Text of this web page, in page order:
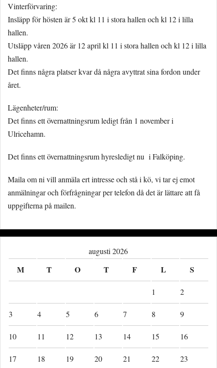
Vinterförvaring:
Insläpp för hösten är 5 okt kl 11 i stora hallen och kl 12 i lilla
hallen.
Utsläpp våren 2026 är 12 april kl 11 i stora hallen och kl 12 i lilla
hallen.
Det finns några platser kvar då några avyttrat sina fordon under
året.
Lägenheter/rum:
Det finns ett övernattningsrum ledigt från 1 november i
Ulricehamn.
Det finns ett övernattningsrum hyresledigt nu i Falköping.
Maila om ni vill anmäla ert intresse och stå i kö, vi tar ej emot
anmälningar och förfrågningar per telefon då det är lättare att få
uppgifterna på mailen.
augusti 2026
M T O T F L S
1 2
3 4 5 6 7 8 9
10 11 12 13 14 15 16
17 18 19 20 21 22 23